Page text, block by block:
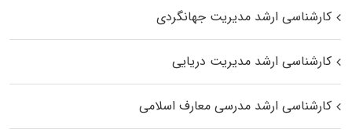
کارشناسی ارشد مدیریت جهانگردی
کارشناسی ارشد مدیریت دریایی
کارشناسی ارشد مدرسی معارف اسلامی